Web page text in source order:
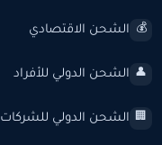
💰 الشحن الاقتصادي
👤 الشحن الدولي للأفراد
🏢 الشحن الدولي للشركات